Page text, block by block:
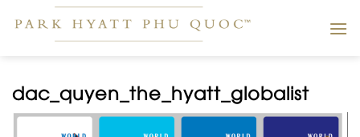
dac_quyen_the_hyatt_globalist